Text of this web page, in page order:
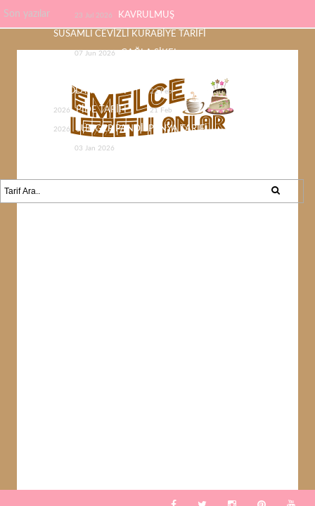
Son yazılar 23 Jul 2026 KAVRULMUŞ
SUSAMLI CEVİZLİ KURABİYE TARİFİ
07 Jun 2026 ÇAĞLA ŞİKEL
ÇİKOLATA TARİFİ 22 Feb
2026 PİDE TARİFİ 21 Feb
2026 SÜNGER PANDİSPANYA TARİFİ
03 Jan 2026